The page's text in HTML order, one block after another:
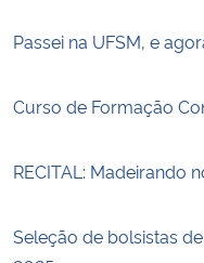
Passei na UFSM, e
Curso de Formação
RECITAL: Madeirando
Seleção de bolsistas